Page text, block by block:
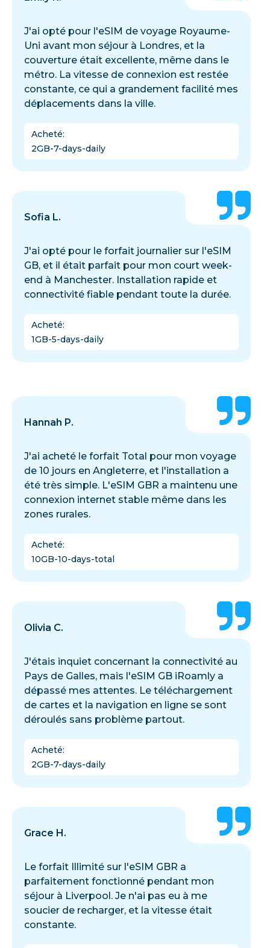
J'ai opté pour l'eSIM de voyage Royaume-
Uni avant mon séjour à Londres, et la
couverture était excellente, même dans le
métro. La vitesse de connexion est restée
constante, ce qui a grandement facilité mes
déplacements dans la ville.
Acheté:
2GB-7-days-daily
Sofia L.
J'ai opté pour le forfait journalier sur l'eSIM
GB, et il était parfait pour mon court week-
end à Manchester. Installation rapide et
connectivité fiable pendant toute la durée.
Acheté:
1GB-5-days-daily
Hannah P.
J'ai acheté le forfait Total pour mon voyage
de 10 jours en Angleterre, et l'installation a
été très simple. L'eSIM GBR a maintenu une
connexion internet stable même dans les
zones rurales.
Acheté:
10GB-10-days-total
Olivia C.
J'étais inquiet concernant la connectivité au
Pays de Galles, mais l'eSIM GB iRoamly a
dépassé mes attentes. Le téléchargement
de cartes et la navigation en ligne se sont
déroulés sans problème partout.
Acheté:
2GB-7-days-daily
Grace H.
Le forfait Illimité sur l'eSIM GBR a
parfaitement fonctionné pendant mon
séjour à Liverpool. Je n'ai pas eu à me
soucier de recharger, et la vitesse était
constante.